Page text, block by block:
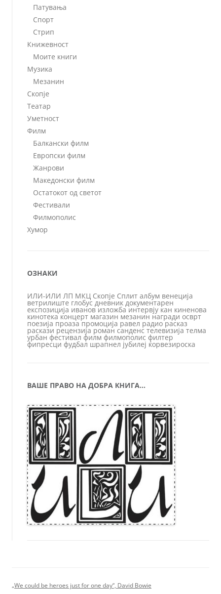
Патувања
Спорт
Стрип
Книжевност
Моите книги
Музика
Мезанин
Скопје
Театар
Уметност
Филм
Балкански филм
Европски филм
Жанрови
Македонски филм
Остатокот од светот
Фестивали
Филмополис
Хумор
ОЗНАКИ
ИЛИ-ИЛИ ЛП МКЦ Скопје Сплит албум венеција
ветрилиште глобус дневник документарен
експозиција иванов изложба интервју кан киненова
кинотека концерт магазин мезанин награди осврт
поезија проаза промоција равел радио расказ
раскази рецензија роман санденс телевизија телма
урбан фестивал филм филмополис филтер
фипресци фудбал шрапнел јубилеј ќорвезироска
ВАШЕ ПРАВО НА ДОБРА КНИГА…
„We could be heroes just for one day“, David Bowie